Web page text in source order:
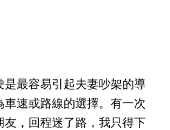
最容易引起夫妻吵架的導
速或路線的選擇。有一次
，回程迷了路，我只得下